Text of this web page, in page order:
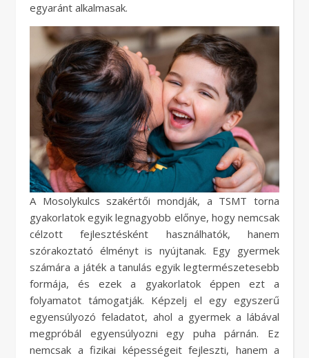
egyaránt alkalmasak.
A Mosolykulcs szakértői mondják, a TSMT torna
gyakorlatok egyik legnagyobb előnye, hogy nemcsak
célzott fejlesztésként használhatók, hanem
szórakoztató élményt is nyújtanak. Egy gyermek
számára a játék a tanulás egyik legtermészetesebb
formája, és ezek a gyakorlatok éppen ezt a
folyamatot támogatják. Képzelj el egy egyszerű
egyensúlyozó feladatot, ahol a gyermek a lábával
megpróbál egyensúlyozni egy puha párnán. Ez
nemcsak a fizikai képességeit fejleszti, hanem a